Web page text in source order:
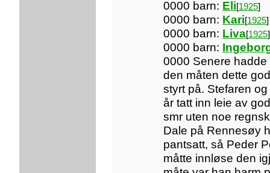
0000 barn: Eli[1925]
0000 barn: Kari[1925]
0000 barn: Liva[1925]
0000 barn:
0000 Senere
den måten dette
styrt på. Stefaren
år tatt inn leie av
smr uten noe
Dale på Rennesøy
pantsatt, så Peder
måtte innløse den